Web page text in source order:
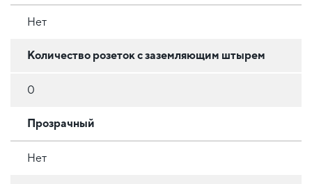
Нет
Количество розеток с заземляющим штырем
0
Прозрачный
Нет